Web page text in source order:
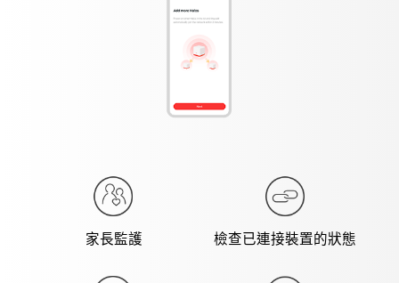
家長監護 檢查已連接裝置的狀態